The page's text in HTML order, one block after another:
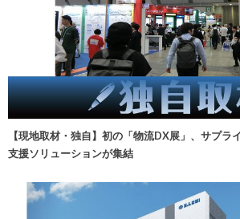
【現地取材・独自】初の「物流DX展」、サプラ
支援ソリューションが集結